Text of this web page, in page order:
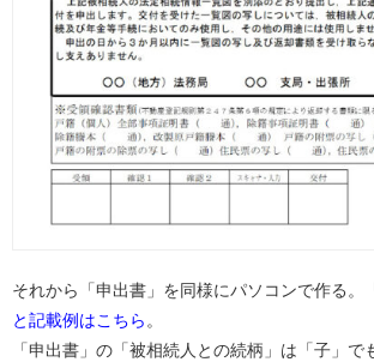
それから「申出書」を同様にパソコンで作る。
と記載例はこちら 。
「申出書」の「被相続人との続柄」は「子」で